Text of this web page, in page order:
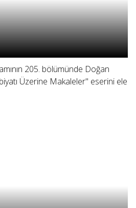
205. bölümünde Doğan
Üzerine Makaleler" eserini ele